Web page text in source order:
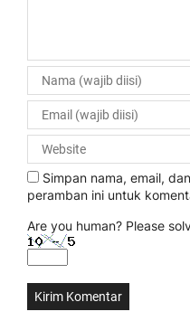
Simpan nama, email,
peramban ini untuk
Are you human? Please